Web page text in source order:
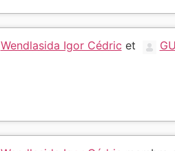
Wendlasida Igor Cédric et